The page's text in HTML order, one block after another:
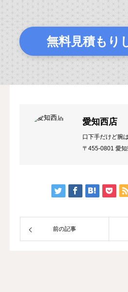
無料見積もり
愛知西店
口下手だけど腕
〒455-0801 愛
前の記事